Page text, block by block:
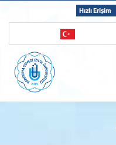
Hızlı Erişim